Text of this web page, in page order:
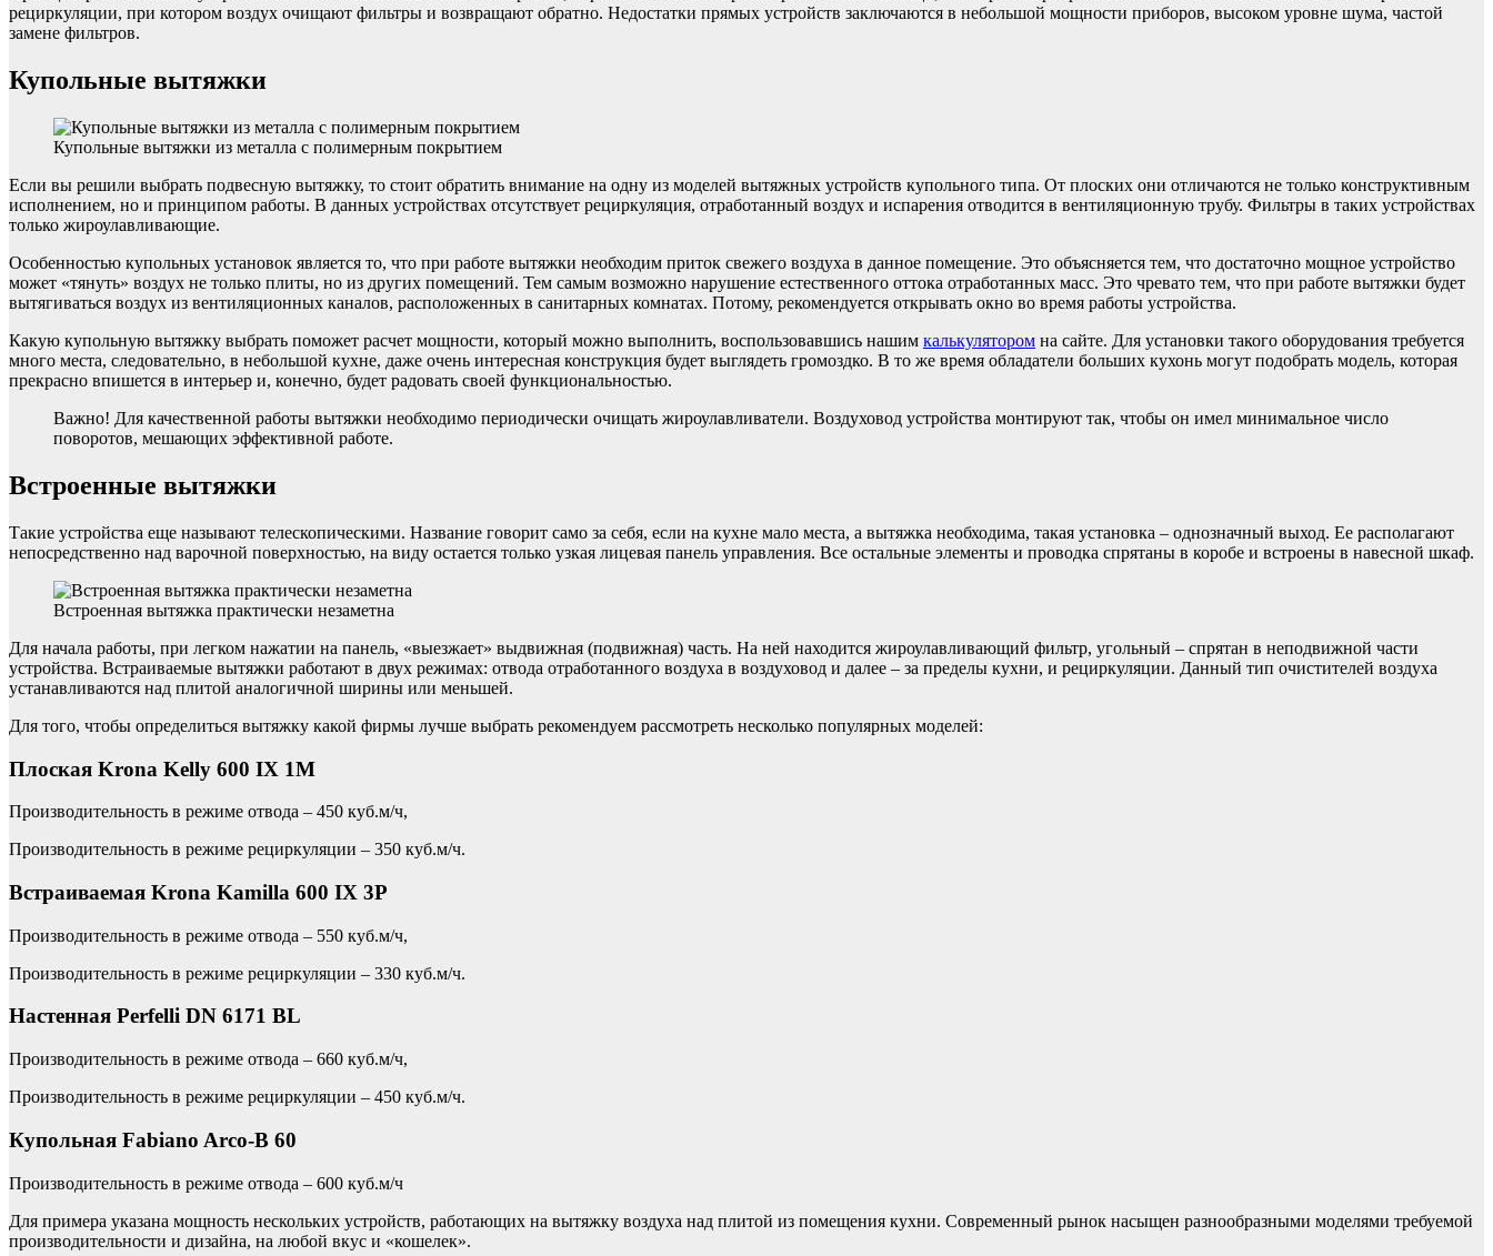
рециркуляции, при котором воздух очищают фильтры и возвращают обратно. Недостатки прямых устройств заключаются в небольшой мощности приборов, высоком уровне шума, частой
замене фильтров.
Купольные вытяжки
Купольные вытяжки из металла с полимерным покрытием
Если вы решили выбрать подвесную вытяжку, то стоит обратить внимание на одну из моделей вытяжных устройств купольного типа. От плоских они отличаются не только конструктивным
исполнением, но и принципом работы. В данных устройствах отсутствует рециркуляция, отработанный воздух и испарения отводится в вентиляционную трубу. Фильтры в таких устройствах
только жироулавливающие.
Особенностью купольных установок является то, что при работе вытяжки необходим приток свежего воздуха в данное помещение. Это объясняется тем, что достаточно мощное устройство
может «тянуть» воздух не только плиты, но из других помещений. Тем самым возможно нарушение естественного оттока отработанных масс. Это чревато тем, что при работе вытяжки будет
вытягиваться воздух из вентиляционных каналов, расположенных в санитарных комнатах. Потому, рекомендуется открывать окно во время работы устройства.
Какую купольную вытяжку выбрать поможет расчет мощности, который можно выполнить, воспользовавшись нашим калькулятором на сайте. Для установки такого оборудования требуется
много места, следовательно, в небольшой кухне, даже очень интересная конструкция будет выглядеть громоздко. В то же время обладатели больших кухонь могут подобрать модель, которая
прекрасно впишется в интерьер и, конечно, будет радовать своей функциональностью.
Важно! Для качественной работы вытяжки необходимо периодически очищать жироулавливатели. Воздуховод устройства монтируют так, чтобы он имел минимальное число
поворотов, мешающих эффективной работе.
Встроенные вытяжки
Такие устройства еще называют телескопическими. Название говорит само за себя, если на кухне мало места, а вытяжка необходима, такая установка – однозначный выход. Ее располагают
непосредственно над варочной поверхностью, на виду остается только узкая лицевая панель управления. Все остальные элементы и проводка спрятаны в коробе и встроены в навесной шкаф.
Встроенная вытяжка практически незаметна
Для начала работы, при легком нажатии на панель, «выезжает» выдвижная (подвижная) часть. На ней находится жироулавливающий фильтр, угольный – спрятан в неподвижной части
устройства. Встраиваемые вытяжки работают в двух режимах: отвода отработанного воздуха в воздуховод и далее – за пределы кухни, и рециркуляции. Данный тип очистителей воздуха
устанавливаются над плитой аналогичной ширины или меньшей.
Для того, чтобы определиться вытяжку какой фирмы лучше выбрать рекомендуем рассмотреть несколько популярных моделей:
Плоская Krona Kelly 600 IX 1M
Производительность в режиме отвода – 450 куб.м/ч,
Производительность в режиме рециркуляции – 350 куб.м/ч.
Встраиваемая Krona Kamilla 600 IX 3P
Производительность в режиме отвода – 550 куб.м/ч,
Производительность в режиме рециркуляции – 330 куб.м/ч.
Настенная Perfelli DN 6171 BL
Производительность в режиме отвода – 660 куб.м/ч,
Производительность в режиме рециркуляции – 450 куб.м/ч.
Купольная Fabiano Arco-B 60
Производительность в режиме отвода – 600 куб.м/ч
Для примера указана мощность нескольких устройств, работающих на вытяжку воздуха над плитой из помещения кухни. Современный рынок насыщен разнообразными моделями требуемой
производительности и дизайна, на любой вкус и «кошелек».